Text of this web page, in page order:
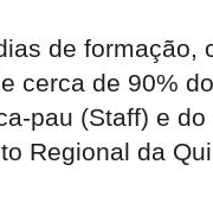
de formação,
cerca de 90%
pau (Staff) e do
Regional da